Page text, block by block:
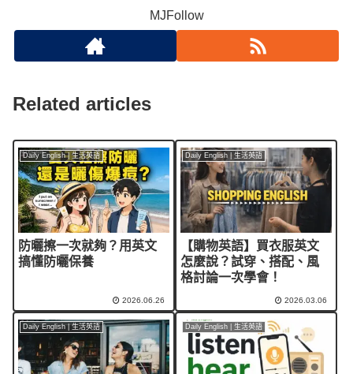
MJFollow
Related articles
Daily English | 生活英語
防曬擦一次就夠？用英文
搞懂防曬保養
2026.06.26
Daily English | 生活英語
【購物英語】買衣服英文
怎麼說？試穿、搭配、風
格討論一次學會！
2026.03.06
Daily English | 生活英語 Daily English | 生活英語